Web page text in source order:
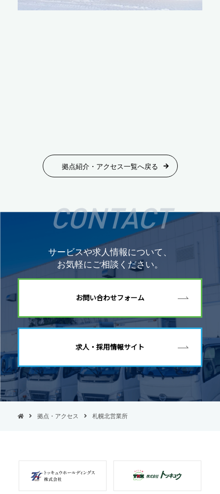
拠点紹介・アクセス一覧へ戻る
CONTACT
サービスや求人情報について、
お気軽にご相談ください。
お問い合わせフォーム
求人・採用情報サイト
拠点・アクセス 札幌北営業所